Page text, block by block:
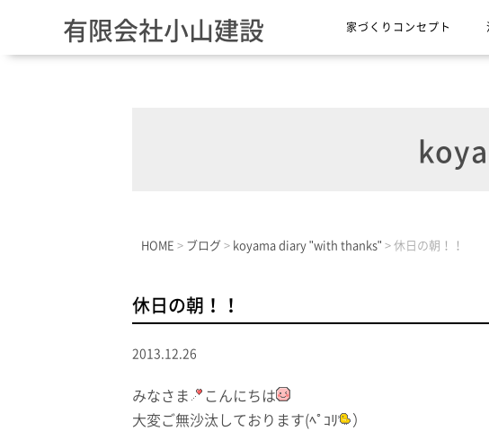
有限会社小山建設 家づくりコンセプト
HOME > ブログ > koyama diary "with thanks" > 休日の朝！！
休日の朝！！
2013.12.26
みなさま
こんにちは
大変ご無沙汰しております(ﾍﾟｺﾘ
）